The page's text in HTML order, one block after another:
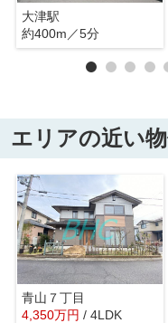
大津駅
約400m／5分
エリアの近い
青山７丁目
4,350万円 / 4LDK